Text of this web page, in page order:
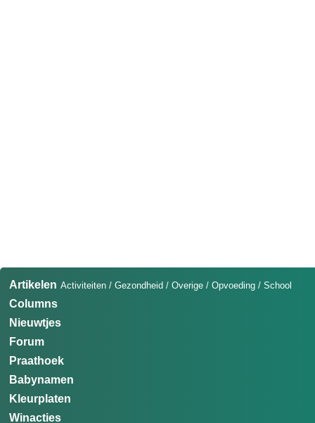
Artikelen Activiteiten / Gezondheid / Overige / Opvoeding / School
Columns
Nieuwtjes
Forum
Praathoek
Babynamen
Kleurplaten
Winacties